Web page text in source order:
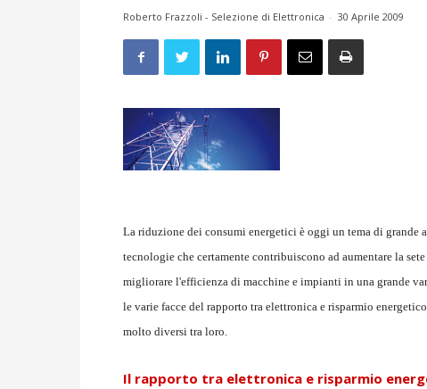
Roberto Frazzoli - Selezione di Elettronica - 30 Aprile 2009
La riduzione dei consumi energetici è oggi un tema di grande
tecnologie che certamente contribuiscono ad aumentare la
migliorare l'efficienza di macchine e impianti in una grande
le varie facce del rapporto tra elettronica e risparmio
molto diversi tra loro.
Il rapporto tra elettronica e risparmio